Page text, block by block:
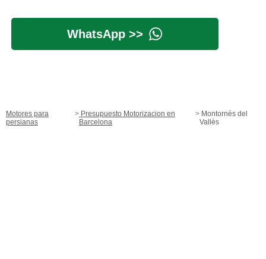
WhatsApp >>
Motores para
persianas
Presupuesto Motorizacion en
Barcelona
Montornès del
Vallès